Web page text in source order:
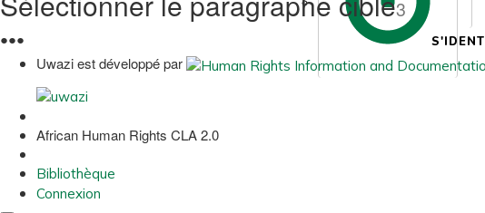
3
●●●
Uwazi est développé par
African Human Rights CLA 2.0
Bibliothèque
Connexion